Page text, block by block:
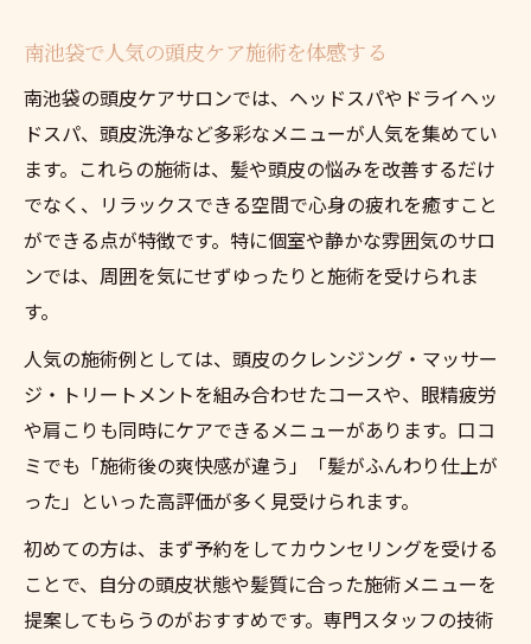
南池袋で人気の頭皮ケア施術を体感する
南池袋の頭皮ケアサロンでは、ヘッドスパやドライヘッ
ドスパ、頭皮洗浄など多彩なメニューが人気を集めてい
ます。これらの施術は、髪や頭皮の悩みを改善するだけ
でなく、リラックスできる空間で心身の疲れを癒すこと
ができる点が特徴です。特に個室や静かな雰囲気のサロ
ンでは、周囲を気にせずゆったりと施術を受けられま
す。
人気の施術例としては、頭皮のクレンジング・マッサー
ジ・トリートメントを組み合わせたコースや、眼精疲労
や肩こりも同時にケアできるメニューがあります。口コ
ミでも「施術後の爽快感が違う」「髪がふんわり仕上が
った」といった高評価が多く見受けられます。
初めての方は、まず予約をしてカウンセリングを受ける
ことで、自分の頭皮状態や髪質に合った施術メニューを
提案してもらうのがおすすめです。専門スタッフの技術